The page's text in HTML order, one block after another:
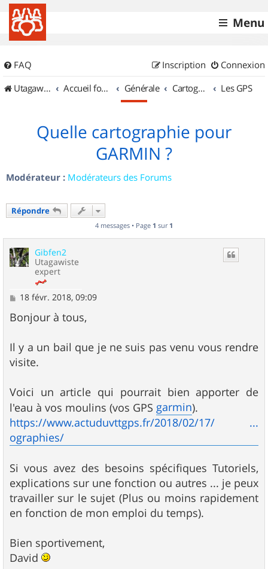
Menu
FAQ Connexion
Inscription
UtagawaVTT (Randos VTT et VTTAE avec traces GPS)
Accueil forum Générale Cartographie et GPS Les GPS
Quelle cartographie pour
GARMIN ?
Modérateur : Modérateurs des Forums
Répondre
4 messages • Page 1 sur 1
Gibfen2
Utagawiste
expert
M
s
s
g
e
18 févr. 2018, 09:09
Bonjour à tous,
Il y a un bail que je ne suis pas venu vous rendre
visite.
Voici un article qui pourrait bien apporter de
l'eau à vos moulins (vos GPS garmin).
https://www.actuduvttgps.fr/2018/02/17/ ...
ographies/
Si vous avez des besoins spécifiques Tutoriels,
explications sur une fonction ou autres ... je peux
travailler sur le sujet (Plus ou moins rapidement
en fonction de mon emploi du temps).
Bien sportivement,
David